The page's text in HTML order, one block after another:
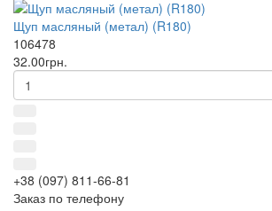
Щуп масляный (метал) (R180)
106478
32.00грн.
+38 (097) 811-66-81
Заказ по телефону